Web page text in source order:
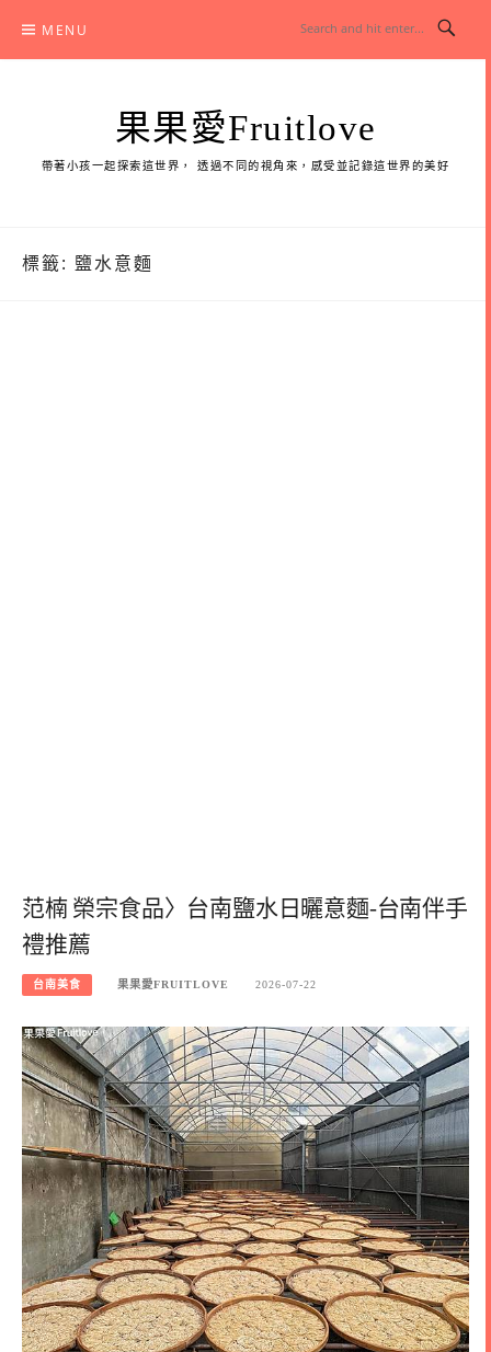
content
MENU
果果愛Fruitlove
帶著小孩一起探索這世界， 透過不同的視角來，感受並記錄這世界的美好
標籤: 鹽水意麵
范楠 榮宗食品〉台南鹽水日曬意麵-台南伴手
禮推薦
台南美食 果果愛FRUITLOVE 2026-07-22